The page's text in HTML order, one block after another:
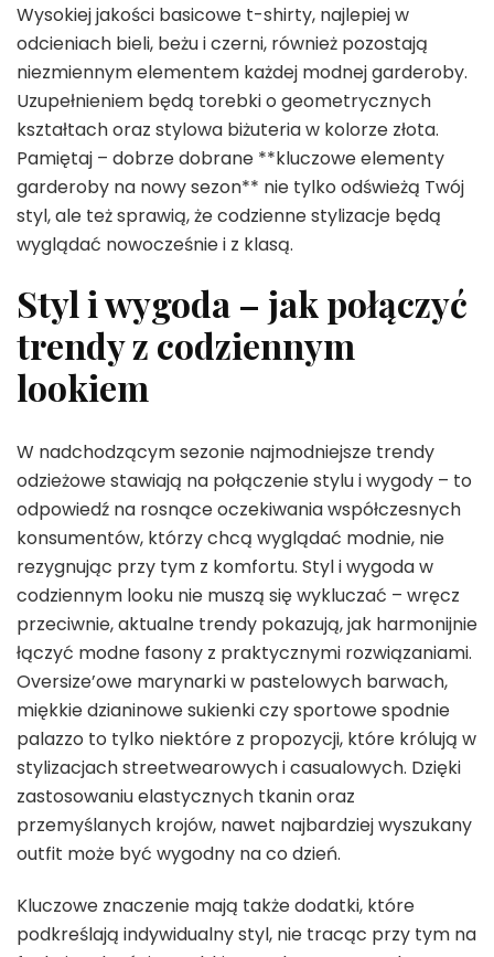
Wysokiej jakości basicowe t-shirty, najlepiej w
odcieniach bieli, beżu i czerni, również pozostają
niezmiennym elementem każdej modnej garderoby.
Uzupełnieniem będą torebki o geometrycznych
kształtach oraz stylowa biżuteria w kolorze złota.
Pamiętaj – dobrze dobrane **kluczowe elementy
garderoby na nowy sezon** nie tylko odświeżą Twój
styl, ale też sprawią, że codzienne stylizacje będą
wyglądać nowocześnie i z klasą.
Styl i wygoda – jak połączyć
trendy z codziennym
lookiem
W nadchodzącym sezonie najmodniejsze trendy
odzieżowe stawiają na połączenie stylu i wygody – to
odpowiedź na rosnące oczekiwania współczesnych
konsumentów, którzy chcą wyglądać modnie, nie
rezygnując przy tym z komfortu. Styl i wygoda w
codziennym looku nie muszą się wykluczać – wręcz
przeciwnie, aktualne trendy pokazują, jak harmonijnie
łączyć modne fasony z praktycznymi rozwiązaniami.
Oversize’owe marynarki w pastelowych barwach,
miękkie dzianinowe sukienki czy sportowe spodnie
palazzo to tylko niektóre z propozycji, które królują w
stylizacjach streetwearowych i casualowych. Dzięki
zastosowaniu elastycznych tkanin oraz
przemyślanych krojów, nawet najbardziej wyszukany
outfit może być wygodny na co dzień.
Kluczowe znaczenie mają także dodatki, które
podkreślają indywidualny styl, nie tracąc przy tym na